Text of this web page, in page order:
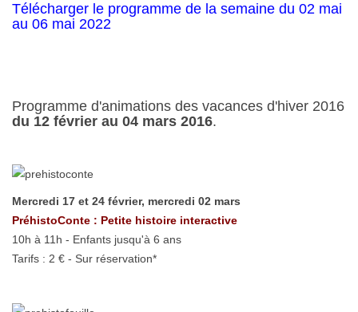
Télécharger le programme de la semaine du 02 mai
au 06 mai 2022
Programme d'animations des vacances d'hiver 2016
du 12 février au 04 mars 2016.
Mercredi 17 et 24 février, mercredi 02 mars
PréhistoConte : Petite histoire interactive
10h à 11h - Enfants jusqu'à 6 ans
Tarifs : 2 € - Sur réservation*